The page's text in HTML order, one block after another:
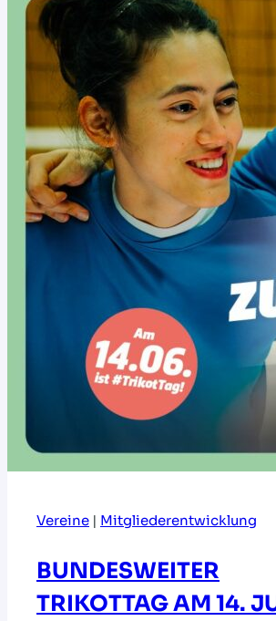
Alfeld
Vereine | Mitgliederentwicklung
BUNDESWEITER
TRIKOTTAG AM 14.